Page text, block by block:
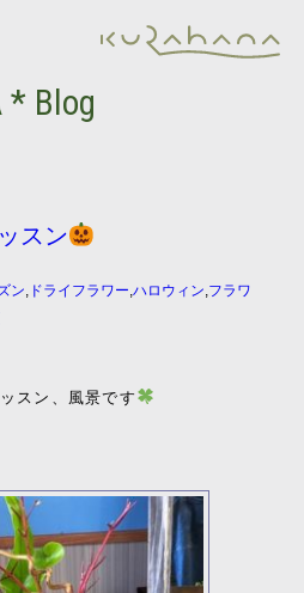
* Blog
スン
ン,ドライフラワー,ハロウィン,フラワ
スン、風景です